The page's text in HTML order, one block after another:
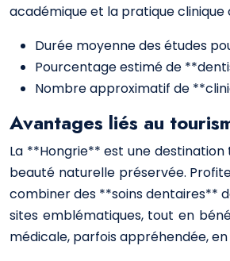
académique et la pratique
Durée moyenne des études
Pourcentage estimé de
Nombre approximatif de
Avantages liés au
La **Hongrie** est une
beauté naturelle préservée.
combiner des **soins dentaires**
sites emblématiques, tout en
médicale, parfois appréhendée,